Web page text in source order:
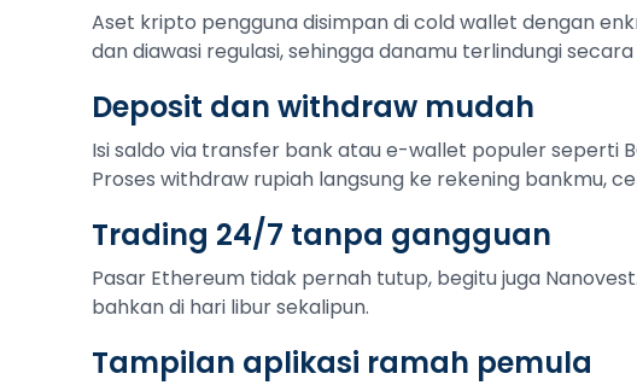
Aset kripto pengguna disimpan di cold wallet dengan
dan diawasi regulasi, sehingga danamu terlindungi secara
Deposit dan withdraw mudah
Isi saldo via transfer bank atau e-wallet populer seperti
Proses withdraw rupiah langsung ke rekening bankmu,
Trading 24/7 tanpa gangguan
Pasar Ethereum tidak pernah tutup, begitu juga
bahkan di hari libur sekalipun.
Tampilan aplikasi ramah pemula